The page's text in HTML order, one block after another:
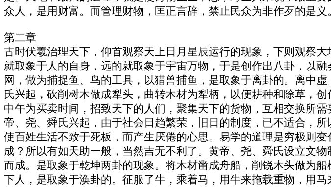
众人，是用财富。而管理财物，匡正言辞，禁止民众为非作歹的是义
第二章
古时伏羲治理天下，仰首观察天上日月星辰运行的现象，下则观察
就取象于人的自身，远的就取象于宇宙万物，于是创作出八卦，以
网，做为捕捉鱼、鸟的工具，以猎兽捕鱼，是取象于离卦的。离中
氏兴起，砍削树木做成犁头，曲转木材为犁柄，以便耕种和除草，
中午为买卖时间，招致天下的人们，聚集天下的货物，互相交换所
帝、尧、舜氏兴起，由于社会日趋繁荣，旧日的制度，已不适合，
使百姓生活不致于死板，而产生厌倦的心思。易学的道理是穷极则
成？所以有如天助一般，当然吉无不利了。黄帝、尧、舜氏设立文
而成。是取象于乾坤两卦的现象。将木材凿成舟船，削锐木头做为
下人，是取象于涣卦的。征服了牛，乘着马，用牛来拖载重物，用